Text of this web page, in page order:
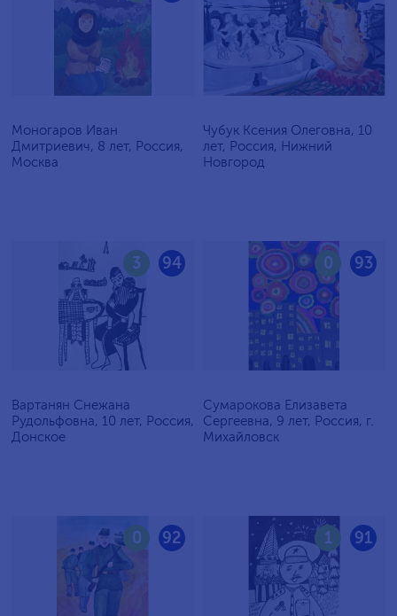
Моногаров Иван
Дмитриевич, 8 лет, Россия,
Москва
Чубук Ксения Олеговна, 10
лет, Россия, Нижний
Новгород
94
3
Вартанян Снежана
Рудольфовна, 10 лет, Россия,
Донское
93
0
Сумарокова Елизавета
Сергеевна, 9 лет, Россия, г.
Михайловск
92
0 91
1